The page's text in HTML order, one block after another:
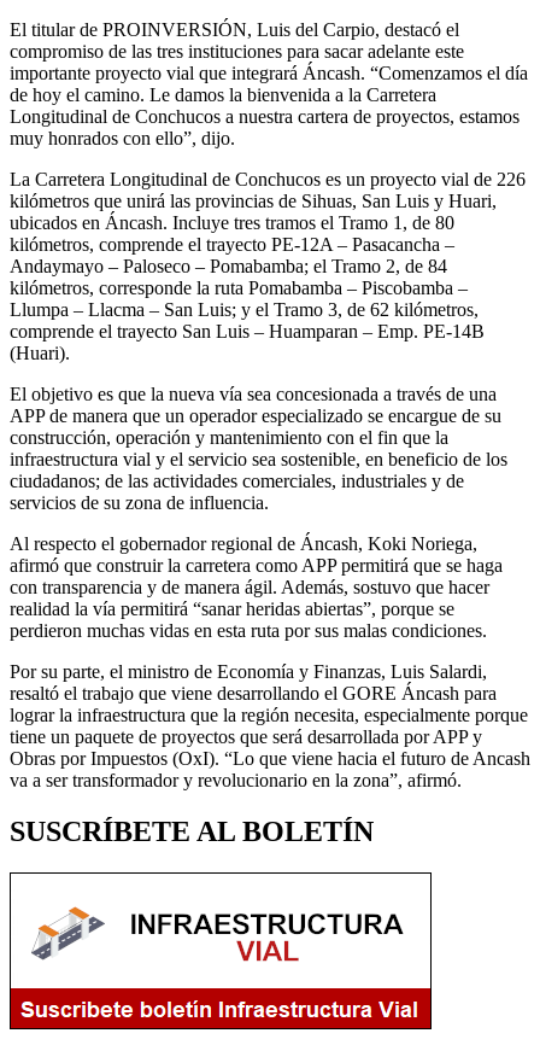
El titular de PROINVERSIÓN, Luis del Carpio, destacó el
compromiso de las tres instituciones para sacar adelante este
importante proyecto vial que integrará Áncash. “Comenzamos el día
de hoy el camino. Le damos la bienvenida a la Carretera
Longitudinal de Conchucos a nuestra cartera de proyectos, estamos
muy honrados con ello”, dijo.
La Carretera Longitudinal de Conchucos es un proyecto vial de 226
kilómetros que unirá las provincias de Sihuas, San Luis y Huari,
ubicados en Áncash. Incluye tres tramos el Tramo 1, de 80
kilómetros, comprende el trayecto PE-12A – Pasacancha –
Andaymayo – Paloseco – Pomabamba; el Tramo 2, de 84
kilómetros, corresponde la ruta Pomabamba – Piscobamba –
Llumpa – Llacma – San Luis; y el Tramo 3, de 62 kilómetros,
comprende el trayecto San Luis – Huamparan – Emp. PE-14B
(Huari).
El objetivo es que la nueva vía sea concesionada a través de una
APP de manera que un operador especializado se encargue de su
construcción, operación y mantenimiento con el fin que la
infraestructura vial y el servicio sea sostenible, en beneficio de los
ciudadanos; de las actividades comerciales, industriales y de
servicios de su zona de influencia.
Al respecto el gobernador regional de Áncash, Koki Noriega,
afirmó que construir la carretera como APP permitirá que se haga
con transparencia y de manera ágil. Además, sostuvo que hacer
realidad la vía permitirá “sanar heridas abiertas”, porque se
perdieron muchas vidas en esta ruta por sus malas condiciones.
Por su parte, el ministro de Economía y Finanzas, Luis Salardi,
resaltó el trabajo que viene desarrollando el GORE Áncash para
lograr la infraestructura que la región necesita, especialmente porque
tiene un paquete de proyectos que será desarrollada por APP y
Obras por Impuestos (OxI). “Lo que viene hacia el futuro de Ancash
va a ser transformador y revolucionario en la zona”, afirmó.
SUSCRÍBETE AL BOLETÍN